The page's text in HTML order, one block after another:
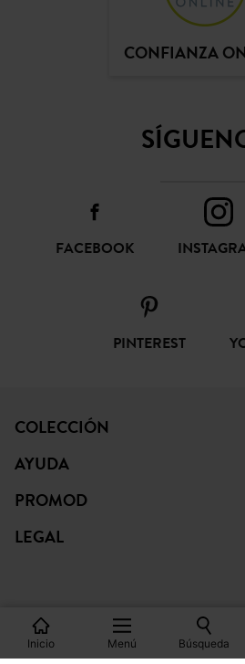
Inicio Menú Búsqueda
CONFIANZA
FACEBOOK
PINTEREST
COLECCIÓN
AYUDA
PROMOD
LEGAL